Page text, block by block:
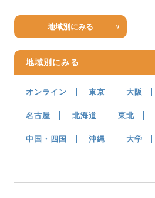
地域別にみる
地域別にみる
オンライン 東京 大阪
名古屋 北海道 東北
中国・四国 沖縄 大学